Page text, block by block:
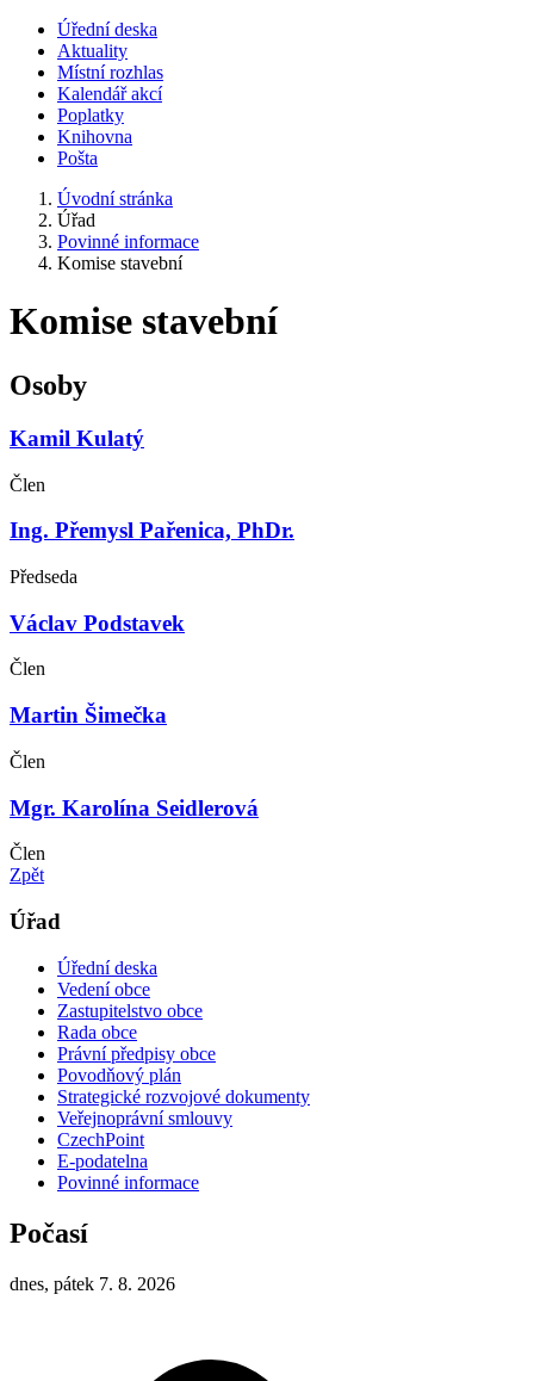
Úřední deska
Aktuality
Místní rozhlas
Kalendář akcí
Poplatky
Knihovna
Pošta
Úvodní stránka
Úřad
Povinné informace
Komise stavební
Komise stavební
Osoby
Kamil Kulatý
Člen
Ing. Přemysl Pařenica, PhDr.
Předseda
Václav Podstavek
Člen
Martin Šimečka
Člen
Mgr. Karolína Seidlerová
Člen
Zpět
Úřad
Úřední deska
Vedení obce
Zastupitelstvo obce
Rada obce
Právní předpisy obce
Povodňový plán
Strategické rozvojové dokumenty
Veřejnoprávní smlouvy
CzechPoint
E-podatelna
Povinné informace
Počasí
dnes, pátek 7. 8. 2026